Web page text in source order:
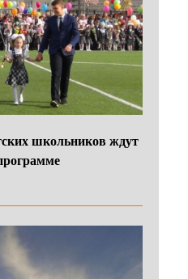
школьников ждут